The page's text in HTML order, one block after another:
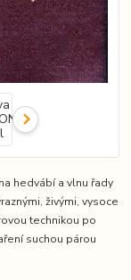
hedvábí a vlnu řady
živými, vysoce
technikou po
suchou párou